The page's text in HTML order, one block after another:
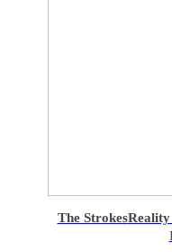
The StrokesReality